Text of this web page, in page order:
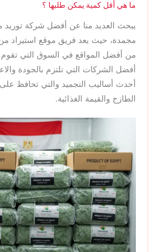
ما هي أقل كمية يمكن طلبها ؟
يبحث العديد منا عن أفضل شركة توريد
مجمدة، حيث يعد فريق موقع استيراد
من أفضل المواقع في السوق التي تقوم
أفضل الشركات التي تلتزم بالجودة
أحدث أساليب التجميد والتي تحافظ
الطازج والقيمة الغذائية.